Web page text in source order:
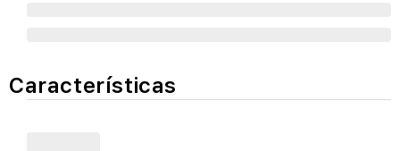
Características